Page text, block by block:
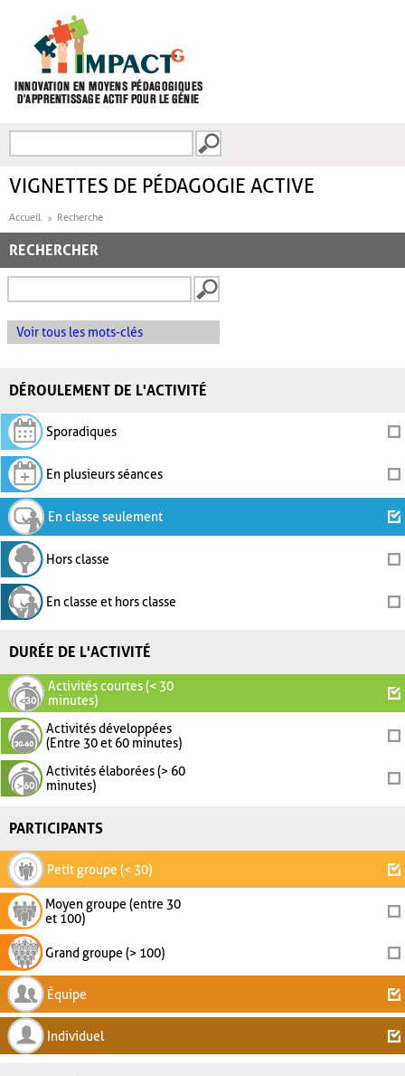
FORMULAIRE DE
VIGNETTES DE PÉDAGOGIE ACTIVE
Accueil Recherche
RECHERCHER
Voir tous les mots-clés
DÉROULEMENT DE L'ACTIVITÉ
Sporadiques
En plusieurs séances
En classe seulement
Hors classe
En classe et hors classe
DURÉE DE L'ACTIVITÉ
Activités courtes (< 30
minutes)
Activités développées
(Entre 30 et 60 minutes)
Activités élaborées (> 60
minutes)
PARTICIPANTS
Petit groupe (< 30)
Moyen groupe (entre 30
et 100)
Grand groupe (> 100)
Équipe
Individuel